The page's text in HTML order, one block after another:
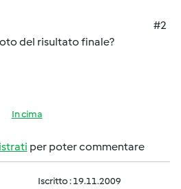
#2
del risultato finale?
In cima
per poter commentare
Iscritto : 19.11.2009